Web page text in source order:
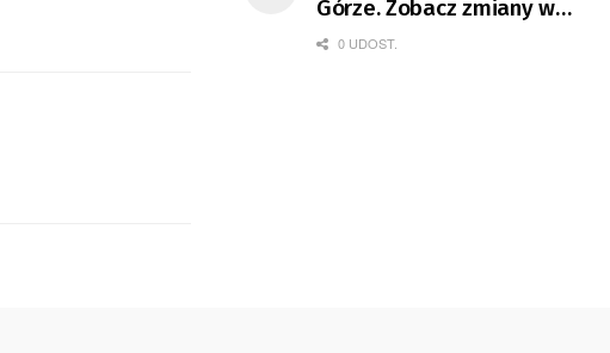
Górze. Zobacz zmiany w
organizacji ruchu
0 UDOST.